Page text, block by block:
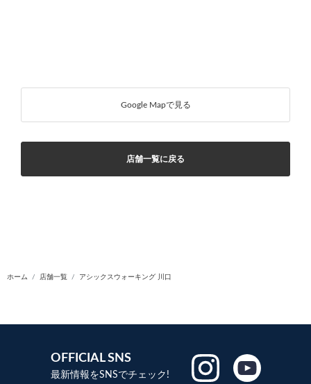
Google Mapで見る
店舗一覧に戻る
ホーム 店舗一覧 アシックスウォーキング 川口
OFFICIAL SNS
最新情報をSNSでチェック!